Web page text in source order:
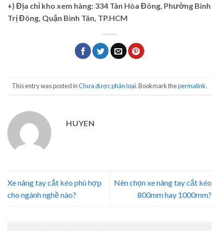
+) Địa chỉ kho xem hàng: 334 Tân Hòa Đông, Phường Bình
Trị Đông, Quận Bình Tân, TP.HCM
This entry was posted inChưa được phân loại. Bookmark thepermalink.
HUYEN
Xe nâng tay cắt kéo phù hợp
cho ngành nghề nào?
Nên chọn xe nâng tay cắt kéo
800mm hay 1000mm?